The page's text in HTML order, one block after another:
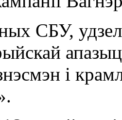
СБУ,
і